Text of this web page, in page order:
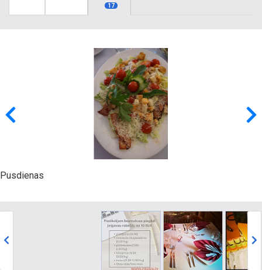
17
Pusdienas